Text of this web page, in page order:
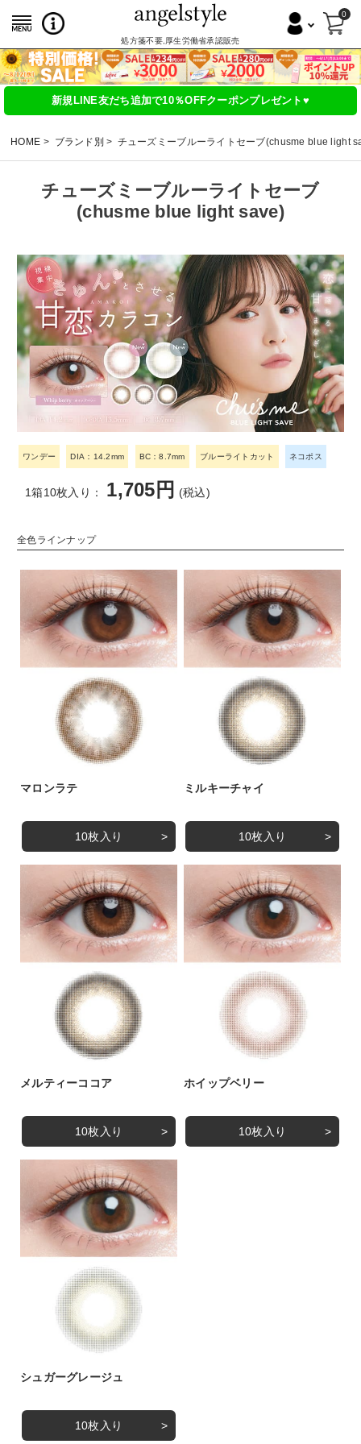
処方箋不要,厚生労働省承認販売
0
新規LINE友だち追加で10％OFFクーポンプレゼント♥
HOME ブランド別 チューズミーブルーライトセーブ(chusme blue light
チューズミーブルーライトセーブ
(chusme blue light save)
ワンデー DIA：14.2mm BC：8.7mm ブルーライトカット ネコポス
1箱10枚入り： 1,705円 (税込)
全色ラインナップ
マロンラテ
10枚入り
ミルキーチャイ
10枚入り
メルティーココア
10枚入り
ホイップベリー
10枚入り
シュガーグレージュ
10枚入り